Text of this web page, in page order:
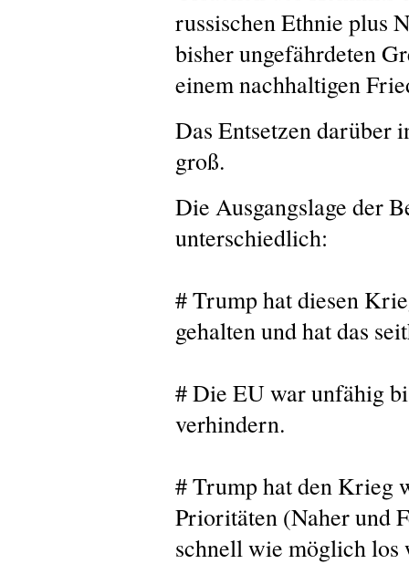
russischen Ethnie plus
bisher ungefährdeten
einem nachhaltigen
Das Entsetzen darüber
groß.
Die Ausgangslage der
unterschiedlich:
# Trump hat diesen
gehalten und hat das
# Die EU war unfähig
verhindern.
# Trump hat den Krieg
Prioritäten (Naher und
schnell wie möglich los